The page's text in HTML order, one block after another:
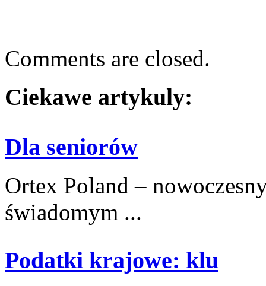
Comments are closed.
Ciekawe artykuly:
Dla seniorów
Ortex Poland –
świadomym ...
Podatki krajowe: klu